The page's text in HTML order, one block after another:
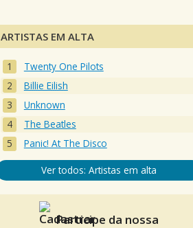
ARTISTAS EM ALTA
Twenty One Pilots
Billie Eilish
Unknown
The Beatles
Panic! At The Disco
Ver todos: Artistas em alta
Participe da nossa